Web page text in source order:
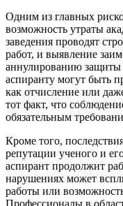
Одним из главных
возможность утраты
заведения проводят
работ, и выявление
аннулированию защиты
аспиранту могут быть
как отчисление или
тот факт, что
обязательным
Кроме того,
репутации ученого и
аспирант продолжит
нарушениях может
работы или